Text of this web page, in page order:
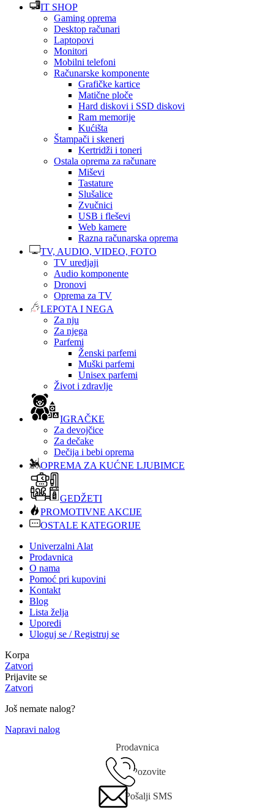
IT SHOP
Gaming oprema
Desktop računari
Laptopovi
Monitori
Mobilni telefoni
Računarske komponente
Grafičke kartice
Matične ploče
Hard diskovi i SSD diskovi
Ram memorije
Kućišta
Štampači i skeneri
Kertridži i toneri
Ostala oprema za računare
Miševi
Tastature
Slušalice
Zvučnici
USB i fleševi
Web kamere
Razna računarska oprema
TV, AUDIO, VIDEO, FOTO
TV uredjaji
Audio komponente
Dronovi
Oprema za TV
LEPOTA I NEGA
Za nju
Za njega
Parfemi
Ženski parfemi
Muški parfemi
Unisex parfemi
Život i zdravlje
IGRAČKE
Za devojčice
Za dečake
Dečija i bebi oprema
OPREMA ZA KUĆNE LJUBIMCE
GEDŽETI
PROMOTIVNE AKCIJE
OSTALE KATEGORIJE
Univerzalni Alat
Prodavnica
O nama
Pomoć pri kupovini
Kontakt
Blog
Lista želja
Uporedi
Uloguj se / Registruj se
Korpa
Zatvori
Prijavite se
Zatvori
Još nemate nalog?
Napravi nalog
Prodavnica
Pozovite
Pošalji SMS